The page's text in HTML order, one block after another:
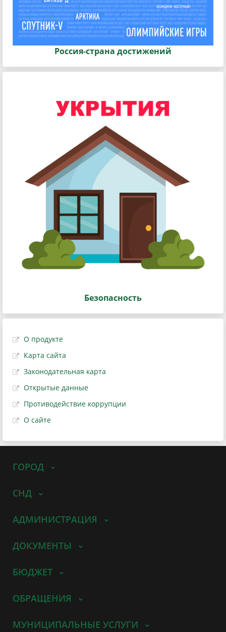
Россия-страна достижений
Безопасность
О продукте
Карта сайта
Законодательная карта
Открытые данные
Противодействие коррупции
О сайте
ГОРОД
СНД
АДМИНИСТРАЦИЯ
ДОКУМЕНТЫ
БЮДЖЕТ
ОБРАЩЕНИЯ
МУНИЦИПАЛЬНЫЕ УСЛУГИ